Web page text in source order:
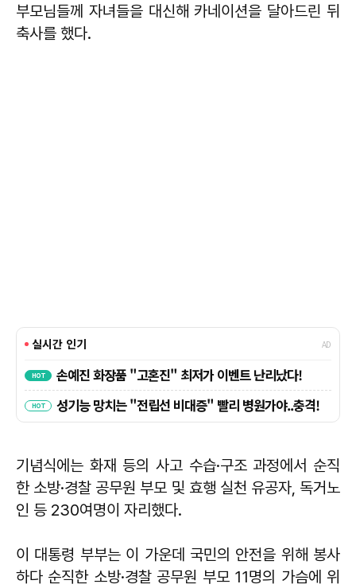
부모님들께 자녀들을 대신해 카네이션을 달아드린 뒤
축사를 했다.
기념식에는 화재 등의 사고 수습·구조 과정에서 순직
한 소방·경찰 공무원 부모 및 효행 실천 유공자, 독거노
인 등 230여명이 자리했다.
이 대통령 부부는 이 가운데 국민의 안전을 위해 봉사
하다 순직한 소방·경찰 공무원 부모 11명의 가슴에 위